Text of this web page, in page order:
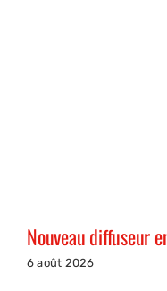
Nouveau diffuseur
6 août 2026